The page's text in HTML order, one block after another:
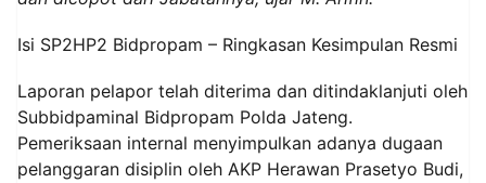
Isi SP2HP2 Bidpropam – Ringkasan Kesimpulan Resmi
Laporan pelapor telah diterima dan ditindaklanjuti oleh
Subbidpaminal Bidpropam Polda Jateng.
Pemeriksaan internal menyimpulkan adanya dugaan
pelanggaran disiplin oleh AKP Herawan Prasetyo Budi,